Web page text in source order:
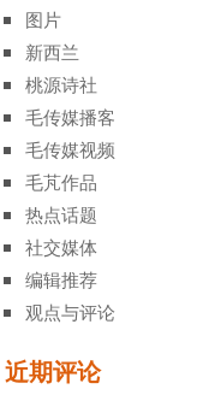
图片
新西兰
桃源诗社
毛传媒播客
毛传媒视频
毛芃作品
热点话题
社交媒体
编辑推荐
观点与评论
近期评论